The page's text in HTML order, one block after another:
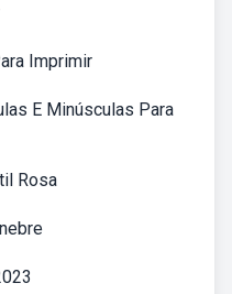
Imprimir
E Minúsculas Para
Rosa